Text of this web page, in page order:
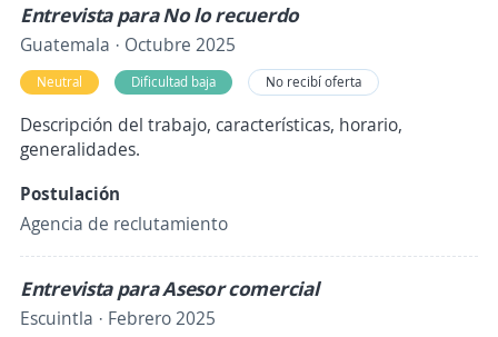
Entrevista para No lo recuerdo
Guatemala · Octubre 2025
Neutral Dificultad baja No recibí oferta
Descripción del trabajo, características, horario,
generalidades.
Postulación
Agencia de reclutamiento
Entrevista para Asesor comercial
Escuintla · Febrero 2025